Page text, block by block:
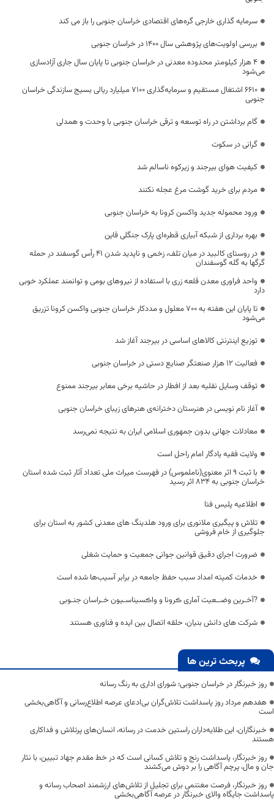
سرمایه گذاری خارجی گره‌های اقتصادی خراسان جنوبی را باز می کند
بررسی اولویت‌های پژوهشی سال ۱۴۰۰ در خراسان جنوبی
۴ هزار کیلومتر محدوده معدنی در خراسان جنوبی تا پایان سال جاری آزادسازی
می‌شود
6610 اشتغال مستقیم و سرمایه‌گذاری 7100 میلیارد ریالی بسیج سازندگی خراسان
جنوبی
گام برداشتن در راه توسعه و ترقی خراسان جنوبی با وحدت و همدلی
گرانی در سکوت
کیفیت هوای بیرجند و زیرکوه ناسالم شد
مردم برای خرید گوشت مرغ عجله نکنند
ورود محموله جدید واکسن کرونا به خراسان جنوبی
بهره برداری از شبکه آبیاری قطره‌ای پارک جنگلی قاین
در روستای کالبید در میان تلف، زخمی و ناپدید شدن 41 رأس گوسفند در حمله
گرگها به گله گوسفندان
واحد فراوری معدن قلعه زری با استفاده از نیروهای بومی و توانمند عملکرد خوبی
دارد
تا پایان این هفته به ۷۰۰ معلول و مددکار خراسان جنوبی واکسن کرونا تزریق
می‌شود
توزیع اینترنتی کالاهای اساسی در بیرجند آغاز شد
فعالیت 12 هزار صنعتگر صنایع دستی در خراسان جنوبی
توقف وسایل نقلیه بعد از افطار در حاشیه برخی معابر بیرجند ممنوع
آغاز نام نویسی در هنرستان دخترانه‌ی هنر‌های زیبای خراسان جنوبی
معادلات جهانی بدون جمهوری اسلامی ایران به نتیجه نمی‌رسد
ولایت فقیه یادگار امام راحل است
با ثبت 9 اثر معنوی(ناملموس) در فهرست میراث ملی تعداد آثار ثبت شده استان
خراسان جنوبی به 834 اثر رسید
اطلاعیه پلیس فتا
تلاش و پیگیری ملانوری برای ورود هلدینگ های معدنی کشور به استان برای
جلوگیری از خام فروشی
ضرورت اجرای دقیق قوانین جوانی جمعیت و حمایت شغلی
خدمات کمیته امداد سبب حفظ جامعه در برابر آسیب‌ها شده است
?آخـرین وضــعیت آماری ڪرونا و واڪسیناسـیون خـراسان جنـوبی
شرکت های دانش بنیان، حلقه اتصال بین ایده و فناوری هستند
پربحث ترین ها
روز خبرنگار در خراسان جنوبی؛ شورای اداری به رنگ رسانه
هفدهم مرداد روز پاسداشت تلاش‌گران بی‌ادعای عرصه اطلاع‌رسانی و آگاهی‌بخشی
است
خبرنگاران، این طلایه‌داران راستین خدمت در رسانه، انسان‌های پرتلاش و فداکاری
هستند
روز خبرنگار، پاسداشت رنج و تلاش کسانی است که در خط مقدم جهاد تبیین، با نثار
جان و مال، پرچم آگاهی را بر دوش می‌کشند
روز خبرنگار، فرصت مغتنمی برای تجلیل از تلاش‌های ارزشمند اصحاب رسانه و
پاسداشت جایگاه والای خبرنگار در عرصه آگاهی‌بخشی